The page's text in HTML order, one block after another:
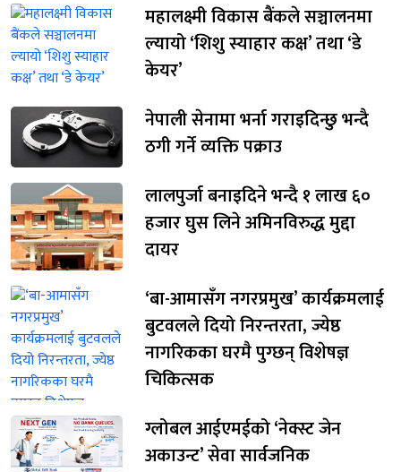
महालक्ष्मी विकास बैंकले सञ्चालनमा
ल्यायो ‘शिशु स्याहार कक्ष’ तथा ‘डे
केयर’
नेपाली सेनामा भर्ना गराइदिन्छु भन्दै
ठगी गर्ने व्यक्ति पक्राउ
लालपुर्जा बनाइदिने भन्दै १ लाख ६०
हजार घुस लिने अमिनविरुद्ध मुद्दा
दायर
‘बा-आमासँग नगरप्रमुख’ कार्यक्रमलाई
बुटवलले दियो निरन्तरता, ज्येष्ठ
नागरिकका घरमै पुग्छन् विशेषज्ञ
चिकित्सक
ग्लोबल आईएमईको ‘नेक्स्ट जेन
अकाउन्ट’ सेवा सार्वजनिक